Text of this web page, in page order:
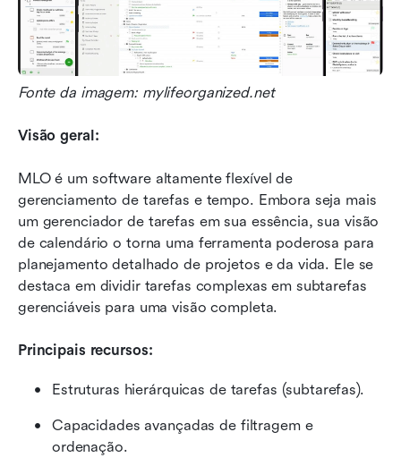
Fonte da imagem: mylifeorganized.net
Visão geral:
MLO é um software altamente flexível de
gerenciamento de tarefas e tempo. Embora seja mais
um gerenciador de tarefas em sua essência, sua visão
de calendário o torna uma ferramenta poderosa para
planejamento detalhado de projetos e da vida. Ele se
destaca em dividir tarefas complexas em subtarefas
gerenciáveis para uma visão completa.
Principais recursos:
Estruturas hierárquicas de tarefas (subtarefas).
Capacidades avançadas de filtragem e
ordenação.